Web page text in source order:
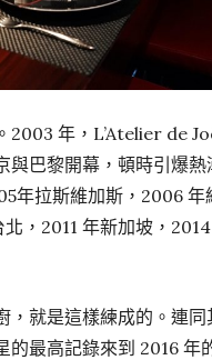
2003 年，L’Atelier de
與巴黎開幕，頓時引爆熱
年拉斯維加斯，2006 年
，2011 年新加坡，2014
，就是這樣練成的。連同
的最高記錄來到 2016 年